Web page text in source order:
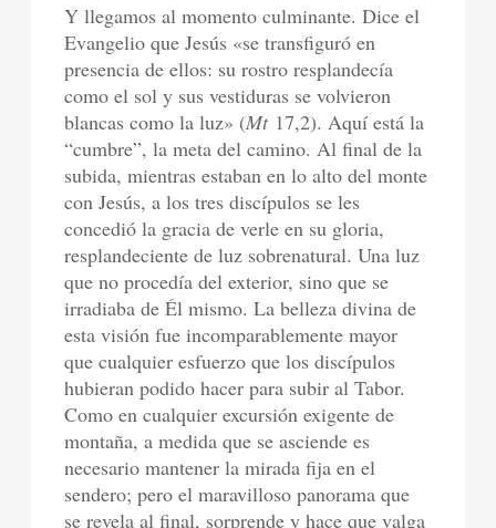
Y llegamos al momento culminante. Dice el
Evangelio que Jesús «se transfiguró en
presencia de ellos: su rostro resplandecía
como el sol y sus vestiduras se volvieron
blancas como la luz» (Mt17,2). Aquí está la
“cumbre”, la meta del camino. Al final de la
subida, mientras estaban en lo alto del monte
con Jesús, a los tres discípulos se les
concedió la gracia de verle en su gloria,
resplandeciente de luz sobrenatural. Una luz
que no procedía del exterior, sino que se
irradiaba de Él mismo. La belleza divina de
esta visión fue incomparablemente mayor
que cualquier esfuerzo que los discípulos
hubieran podido hacer para subir al Tabor.
Como en cualquier excursión exigente de
montaña, a medida que se asciende es
necesario mantener la mirada fija en el
sendero; pero el maravilloso panorama que
se revela al final, sorprende y hace que valga